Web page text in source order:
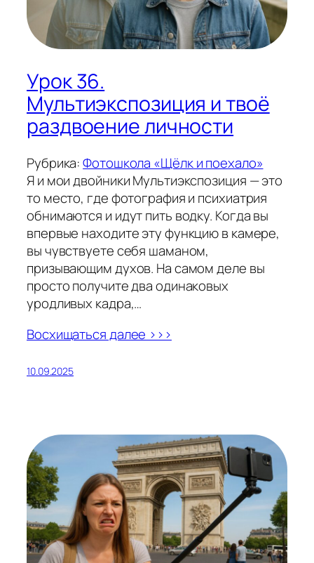
Урок 36.
Мультиэкспозиция и твоё
раздвоение личности
Рубрика:Фотошкола «Щёлк и поехало»
Я и мои двойники Мультиэкспозиция — это
то место, где фотография и психиатрия
обнимаются и идут пить водку. Когда вы
впервые находите эту функцию в камере,
вы чувствуете себя шаманом,
призывающим духов. На самом деле вы
просто получите два одинаковых
уродливых кадра,…
Восхищаться далее >>>
10.09.2025